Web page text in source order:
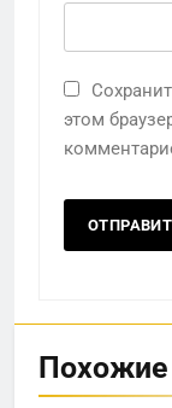
этом
Похожие